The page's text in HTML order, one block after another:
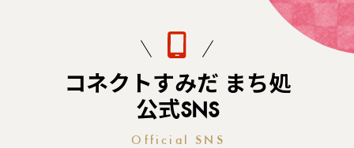
コネクトすみだ まち処
公式SNS
Official SNS